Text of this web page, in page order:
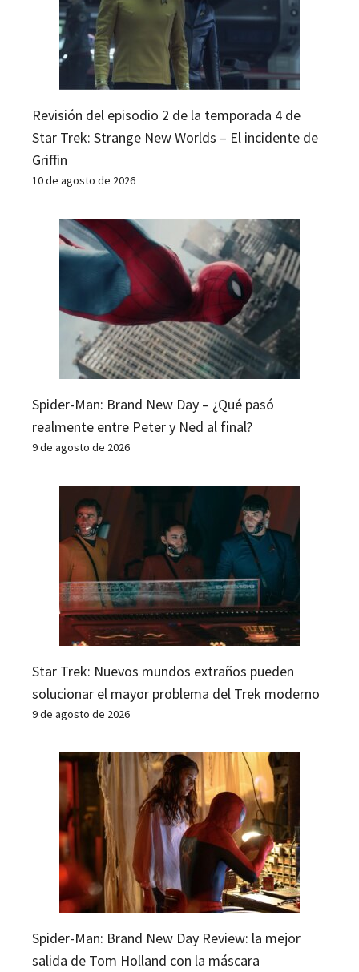
Revisión del episodio 2 de la temporada 4 de
Star Trek: Strange New Worlds – El incidente de
Griffin
10 de agosto de 2026
Spider-Man: Brand New Day – ¿Qué pasó
realmente entre Peter y Ned al final?
9 de agosto de 2026
Star Trek: Nuevos mundos extraños pueden
solucionar el mayor problema del Trek moderno
9 de agosto de 2026
Spider-Man: Brand New Day Review: la mejor
salida de Tom Holland con la máscara